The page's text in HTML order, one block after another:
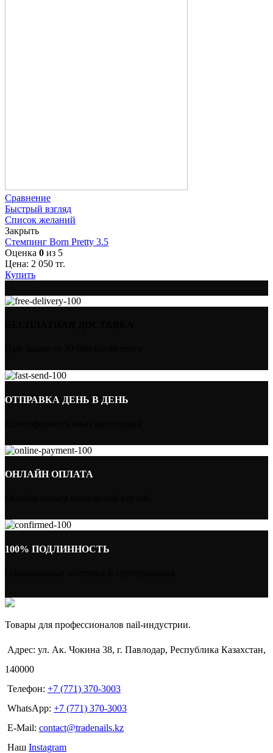
Сравнение
Быстрый взгляд
Список желаний
Закрыть
Стемпинг Born Pretty 3.5
Оценка 0 из 5
Цена: 2 050 тг.
Купить
ОТПРАВКА ДЕНЬ В ДЕНЬ
ОНЛАЙН ОПЛАТА
100% ПОДЛИННОСТЬ
Товары для профессионалов nail-индустрии.
Адрес: ул. Ак. Чокина 38, г. Павлодар, Республика Казахстан,
140000
Телефон: +7 (771) 370-3003
WhatsApp: +7 (771) 370-3003
E-Mail: contact@tradenails.kz
Наш Instagram